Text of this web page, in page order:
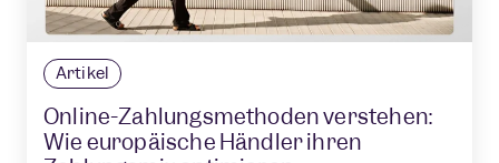
Artikel
Online-Zahlungsmethoden verstehen:
Wie europäische Händler ihren